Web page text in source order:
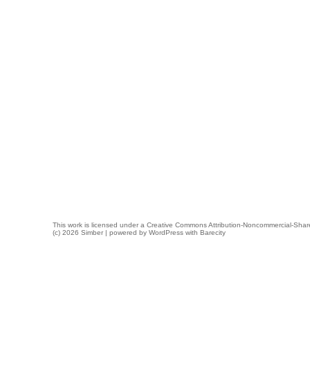
This work is licensed under a Creative Commons Attribution-Noncommercial-
(c) 2026 Simber | powered by WordPress with Barecity